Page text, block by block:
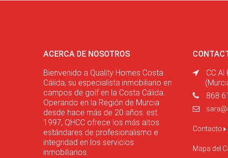
ACERCA DE NOSOTROS
Bienvenido a Quality Homes Costa
Cálida, su especialista inmobiliario en
campos de golf en la Costa Cálida.
Operando en la Región de Murcia
desde hace más de 20 años. est.
1997, QHCC ofrece los más altos
estándares de profesionalismo e
integridad en los servicios
inmobiliarios.
CC
868
Contacto
Mapa del